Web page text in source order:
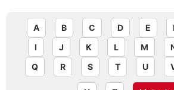
A B C D E
I
J K L M
Q
R S T U